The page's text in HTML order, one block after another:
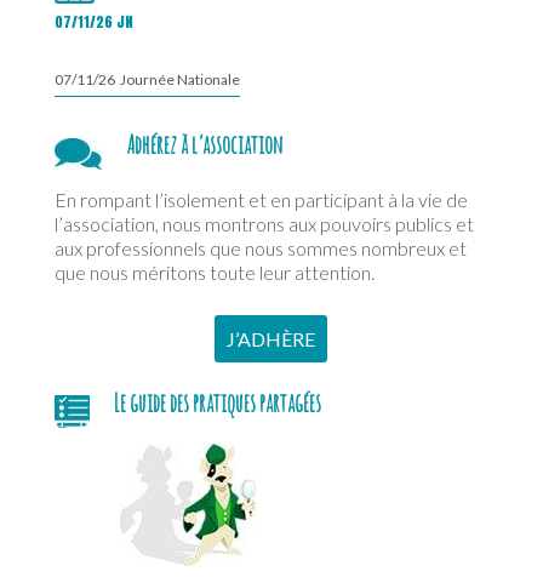
07/11/26 JN
07/11/26 Journée Nationale
Adhérez à l’association
En rompant l’isolement et en participant à la vie de
l’association, nous montrons aux pouvoirs publics et
aux professionnels que nous sommes nombreux et
que nous méritons toute leur attention.
J’ADHÈRE
Le guide des pratiques partagées